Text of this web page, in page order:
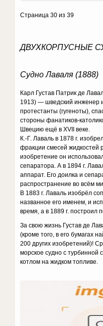
Страница 30 из 39
ДВУХКОРПУСНЫЕ
Судно Лаваля (1888)
Карл Густав Патрик де
1913) — шведский инженер
протестанты (гугеноты),
стороны фанатиков-
Швецию ещё в XVII веке.
К.-Г. Лаваль в 1878 г.
фракции смесей жидкостей
изобретение он
сепаратора. А в 1894 г.
аппарат. Его доилка и
распространение во всём
В 1883 г. Лаваль изобрёл
названное его именем, и
время, а в 1889 г. построил
За свою жизнь Густав де
(кроме того, в его бумагах
200 других изобретений)!
морское судно с турбинной
котлом на жидком топливе.